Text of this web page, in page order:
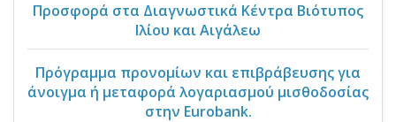
Προσφορά στα Διαγνωστικά Κέντρα Βιότυπος
Ιλίου και Αιγάλεω
Πρόγραμμα προνομίων και επιβράβευσης για
άνοιγμα ή μεταφορά λογαριασμού μισθοδοσίας
στην Eurobank.